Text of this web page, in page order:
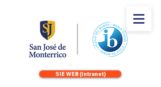
SIE WEB (Intranet)